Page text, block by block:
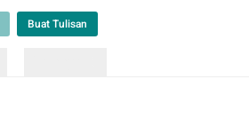
Buat Tulisan